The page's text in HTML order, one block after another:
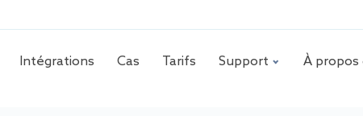
Intégrations Cas Tarifs Support À propos